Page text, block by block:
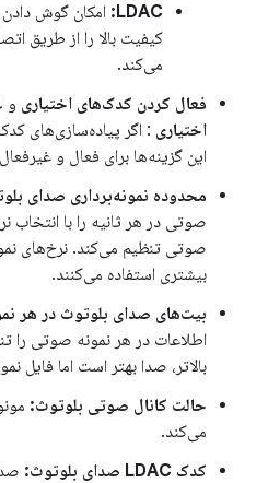
LDAC: امکان گوش
کیفیت بالا را از طریق
می‌کند.
فعال کردن کدک‌های اختیاری و
اختیاری : اگر پیاده‌سازی‌های
این گزینه‌ها برای فعال و
محدوده نمونه‌برداری صدای
صوتی در هر ثانیه را با انتخاب
صوتی تنظیم می‌کند. نرخ‌های
بیشتری استفاده می‌کنند.
بیت‌های صدای بلوتوث در هر
اطلاعات در هر نمونه صوتی را
بالاتر، صدا بهتر است اما فایل
حالت کانال صوتی بلوتوث:
می‌کند.
کدک LDAC صدای بلوتوث: